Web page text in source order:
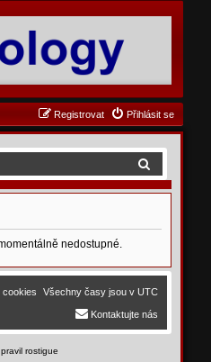
Přihlásit se
Registrovat
d
t
nedostupné.
Všechny časy jsou v UTC
cookies
Kontaktujte nás
rostigue